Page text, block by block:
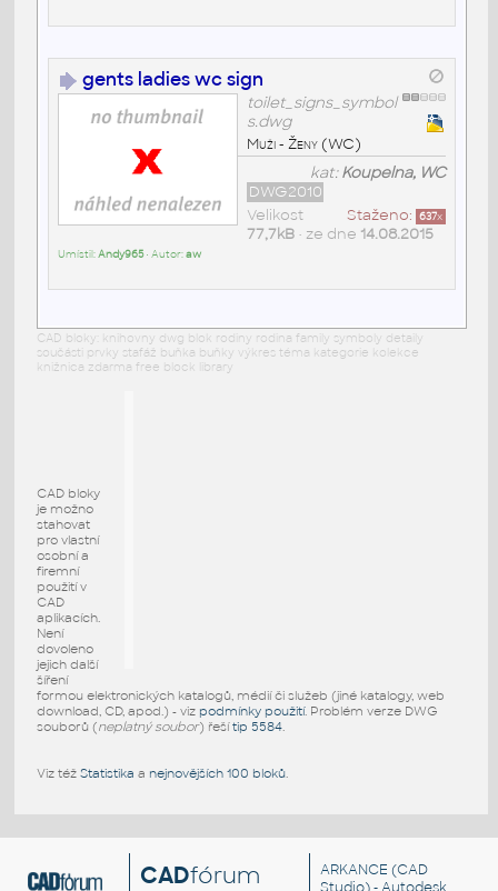
gents ladies wc sign
toilet_signs_symbol
s.dwg
Muži - Ženy (WC)
kat:Koupelna, WC
DWG2010
Staženo: 637x
Velikost
77,7kB• ze dne 14.08.2015
Umístil:Andy965• Autor:aw
CAD bloky: knihovny dwg blok rodiny rodina family symboly detaily
součásti prvky stafáž buňka buňky výkres téma kategorie kolekce
knižnica zdarma free block library
CAD bloky
je možno
stahovat
pro vlastní
osobní a
firemní
použití v
CAD
aplikacích.
Není
dovoleno
jejich další
šíření
formou elektronických katalogů, médií či služeb (jiné katalogy, web
download, CD, apod.) - viz podmínky použití. Problém verze DWG
souborů (neplatný soubor) řešítip 5584.
Viz též Statistika a nejnovějších 100 bloků.
CADfórum ARKANCE (CAD
Studio) - Autodesk